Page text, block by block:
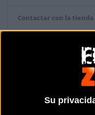
Su
Contactar con la tienda
936 74 05 53
Web y RRSS de la tienda